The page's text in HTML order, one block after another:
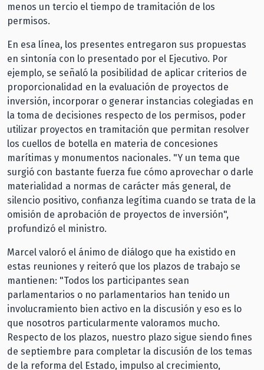
menos un tercio el tiempo de tramitación de los
permisos.
En esa línea, los presentes entregaron sus propuestas
en sintonía con lo presentado por el Ejecutivo. Por
ejemplo, se señaló la posibilidad de aplicar criterios de
proporcionalidad en la evaluación de proyectos de
inversión, incorporar o generar instancias colegiadas en
la toma de decisiones respecto de los permisos, poder
utilizar proyectos en tramitación que permitan resolver
los cuellos de botella en materia de concesiones
marítimas y monumentos nacionales. "Y un tema que
surgió con bastante fuerza fue cómo aprovechar o darle
materialidad a normas de carácter más general, de
silencio positivo, confianza legítima cuando se trata de la
omisión de aprobación de proyectos de inversión",
profundizó el ministro.
Marcel valoró el ánimo de diálogo que ha existido en
estas reuniones y reiteró que los plazos de trabajo se
mantienen: "Todos los participantes sean
parlamentarios o no parlamentarios han tenido un
involucramiento bien activo en la discusión y eso es lo
que nosotros particularmente valoramos mucho.
Respecto de los plazos, nuestro plazo sigue siendo fines
de septiembre para completar la discusión de los temas
de la reforma del Estado, impulso al crecimiento,